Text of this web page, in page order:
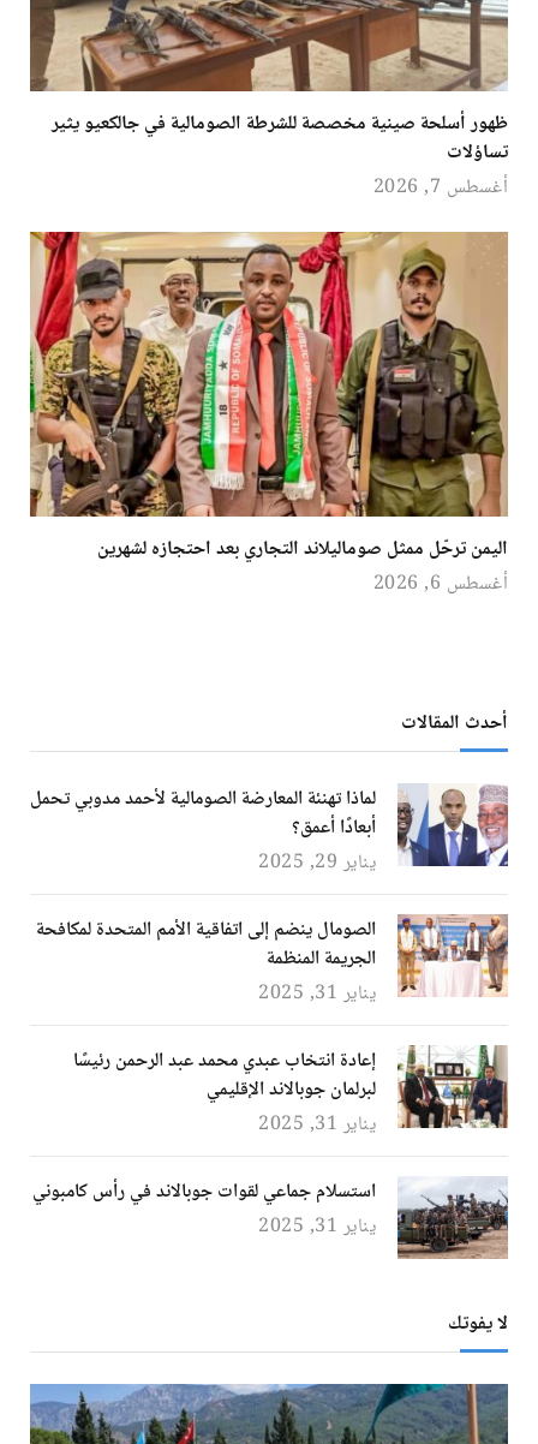
ظهور أسلحة صينية مخصصة للشرطة الصومالية في جالكعيو يثير
تساؤلات
أغسطس 7, 2026
اليمن ترحّل ممثل صوماليلاند التجاري بعد احتجازه لشهرين
أغسطس 6, 2026
أحدث المقالات
لماذا تهنئة المعارضة الصومالية لأحمد مدوبي تحمل
أبعادًا أعمق؟
يناير 29, 2025
الصومال ينضم إلى اتفاقية الأمم المتحدة لمكافحة
الجريمة المنظمة
يناير 31, 2025
إعادة انتخاب عبدي محمد عبد الرحمن رئيسًا
لبرلمان جوبالاند الإقليمي
يناير 31, 2025
استسلام جماعي لقوات جوبالاند في رأس كامبوني
يناير 31, 2025
لا يفوتك